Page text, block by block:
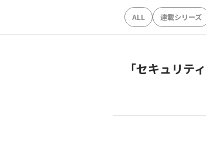
ALL 連載シリーズ
「セキュリティ